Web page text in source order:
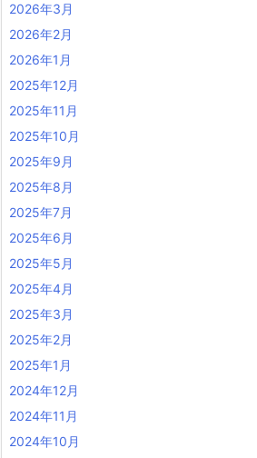
2026年3月
2026年2月
2026年1月
2025年12月
2025年11月
2025年10月
2025年9月
2025年8月
2025年7月
2025年6月
2025年5月
2025年4月
2025年3月
2025年2月
2025年1月
2024年12月
2024年11月
2024年10月